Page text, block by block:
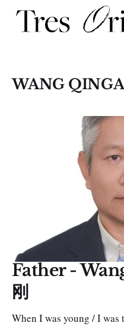
WANG
Father -
刚
When I was young / I was